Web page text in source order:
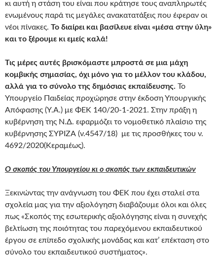
κι αυτή η στάση του είναι που κράτησε τους αναπληρωτές
ενωμένους παρά τις μεγάλες ανακατατάξεις που έφεραν οι
νέοι πίνακες. Το διαίρει και βασίλευε είναι «μέσα στην ύλη»
και το ξέρουμε κι εμείς καλά!
Τις μέρες αυτές βρισκόμαστε μπροστά σε μια μάχη
κομβικής σημασίας, όχι μόνο για το μέλλον του κλάδου,
αλλά για το σύνολο της δημόσιας εκπαίδευσης. Το
Υπουργείο Παιδείας προχώρησε στην έκδοση Υπουργικής
Απόφασης (Υ.Α.) με ΦΕΚ 140/20-1-2021. Στην πράξη η
κυβέρνηση της Ν.Δ. εφαρμόζει το νομοθετικό πλαίσιο της
κυβέρνησης ΣΥΡΙΖΑ (ν.4547/18) με τις προσθήκες του ν.
4692/2020(Κεραμέως).
Ο σκοπός του Υπουργείου κι ο σκοπός των εκπαιδευτικών
Ξεκινώντας την ανάγνωση του ΦΕΚ που έχει σταλεί στα
σχολεία μας για την αξιολόγηση διαβάζουμε όλοι και όλες
πως «Σκοπός της εσωτερικής αξιολόγησης είναι η συνεχής
βελτίωση της ποιότητας του παρεχόμενου εκπαιδευτικού
έργου σε επίπεδο σχολικής μονάδας και κατ’ επέκταση στο
σύνολο του εκπαιδευτικού συστήματος».